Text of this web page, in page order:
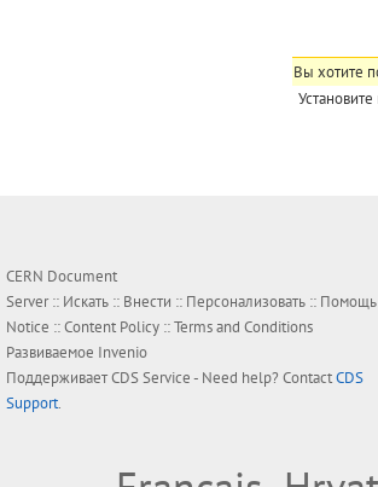
Вы хотите
CERN Document
Server :: Искать :: Внести :: Персонализовать :: Помощь
Notice ::Content Policy ::Terms and Conditions
Развиваемое Invenio
ПоддерживаетCDS Service- Need help? ContactCDS
Support.